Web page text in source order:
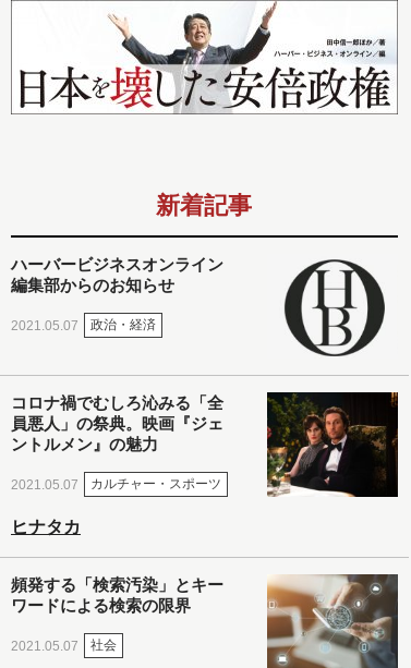
新着記事
ハーバービジネスオンライン
編集部からのお知らせ
2021.05.07 政治・経済
コロナ禍でむしろ沁みる「全
員悪人」の祭典。映画『ジェ
ントルメン』の魅力
2021.05.07 カルチャー・スポーツ
ヒナタカ
頻発する「検索汚染」とキー
ワードによる検索の限界
2021.05.07 社会